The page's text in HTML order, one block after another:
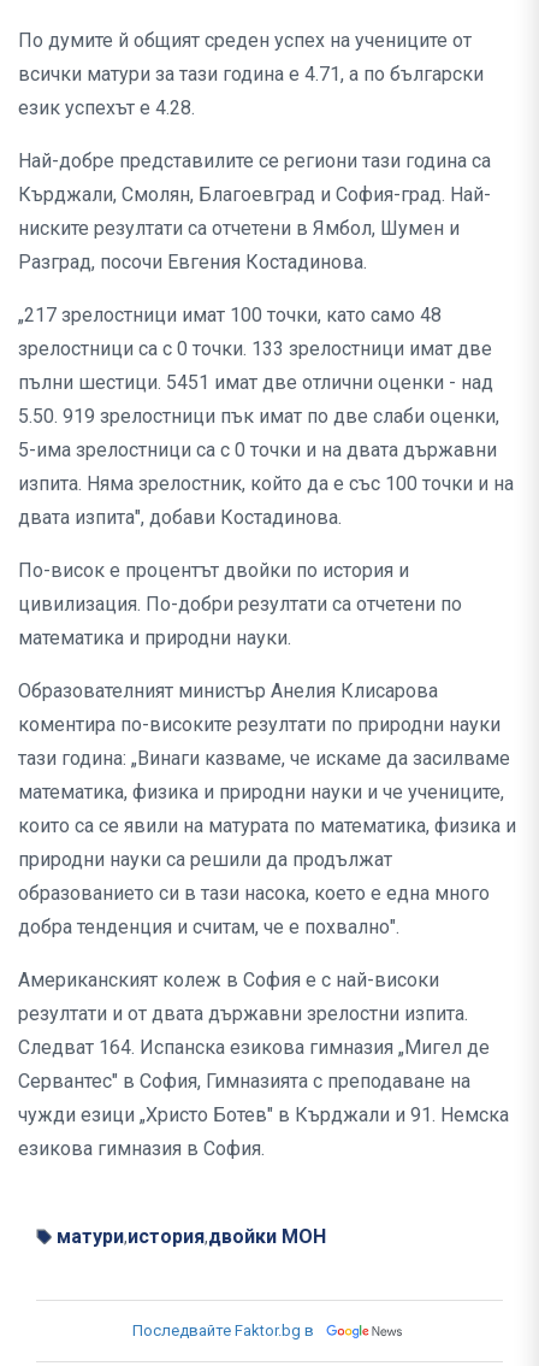
По думите й общият среден успех на учениците от
всички матури за тази година е 4.71, а по български
език успехът е 4.28.
Най-добре представилите се региони тази година са
Кърджали, Смолян, Благоевград и София-град. Най-
ниските резултати са отчетени в Ямбол, Шумен и
Разград, посочи Евгения Костадинова.
„217 зрелостници имат 100 точки, като само 48
зрелостници са с 0 точки. 133 зрелостници имат две
пълни шестици. 5451 имат две отлични оценки - над
5.50. 919 зрелостници пък имат по две слаби оценки,
5-има зрелостници са с 0 точки и на двата държавни
изпита. Няма зрелостник, който да е със 100 точки и на
двата изпита", добави Костадинова.
По-висок е процентът двойки по история и
цивилизация. По-добри резултати са отчетени по
математика и природни науки.
Образователният министър Анелия Клисарова
коментира по-високите резултати по природни науки
тази година: „Винаги казваме, че искаме да засилваме
математика, физика и природни науки и че учениците,
които са се явили на матурата по математика, физика и
природни науки са решили да продължат
образованието си в тази насока, което е една много
добра тенденция и считам, че е похвално".
Американският колеж в София е с най-високи
резултати и от двата държавни зрелостни изпита.
Следват 164. Испанска езикова гимназия „Мигел де
Сервантес" в София, Гимназията с преподаване на
чужди езици „Христо Ботев" в Кърджали и 91. Немска
езикова гимназия в София.
матури,история,двойки МОН
Последвайте Faktor.bg в